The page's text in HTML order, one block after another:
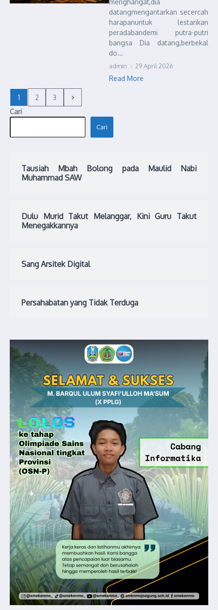
menghangat,dia
datangmengantarkan secercah
harapanuntuk lestarikan
peradabandemi putra-putri
bangsa Dia datang,berbekal
do...
admin 29 April 2026
Read More
1 2
3
Cari
Cari
Tausiah Mbah Bolong pada Maulid Nabi
Muhammad SAW
Dulu Murid Takut Melanggar, Kini Guru Takut
Menegakkannya
Sang Arsitek Digital
Persahabatan yang Tidak Terduga